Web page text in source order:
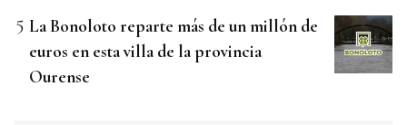
La Bonoloto reparte más de un millón de
euros en esta villa de la provincia
Ourense